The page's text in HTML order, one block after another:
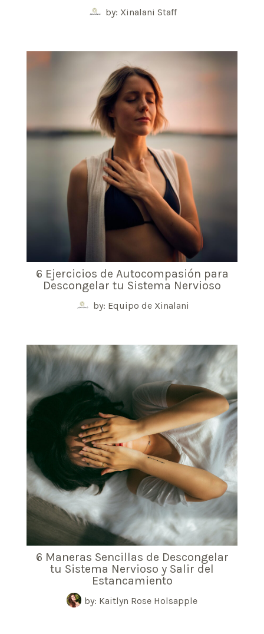
by: Xinalani Staff
6 Ejercicios de Autocompasión para
Descongelar tu Sistema Nervioso
by: Equipo de Xinalani
6 Maneras Sencillas de Descongelar
tu Sistema Nervioso y Salir del
Estancamiento
by: Kaitlyn Rose Holsapple